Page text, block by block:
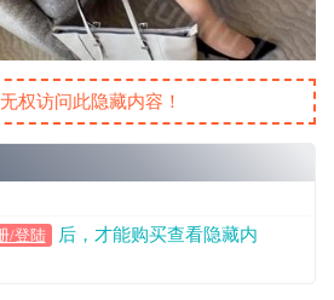
权访问此隐藏内容！
/登陆
后，才能购买查看隐藏内